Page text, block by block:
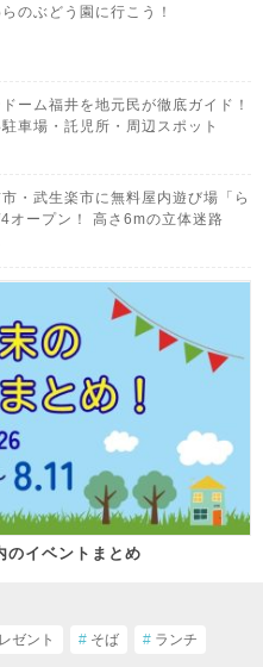
のぶどう園に行こう！
ドーム福井を地元民が徹底ガイド！
車場・託児所・周辺スポット
市・武生楽市に無料屋内遊び場「ら
オープン！ 高さ6mの立体迷路
のイベントまとめ
ゼント # そば # ランチ